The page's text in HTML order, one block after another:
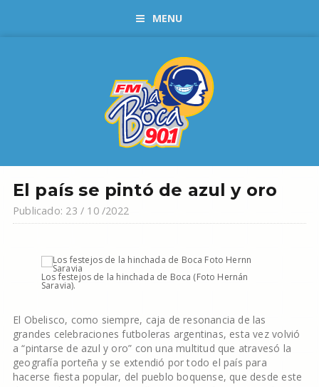
MENU
El país se pintó de azul y oro
Publicado: 23 / 10 /2022
Los festejos de la hinchada de Boca (Foto Hernán
Saravia).
El Obelisco, como siempre, caja de resonancia de las
grandes celebraciones futboleras argentinas, esta vez volvió
a “pintarse de azul y oro” con una multitud que atravesó la
geografía porteña y se extendió por todo el país para
hacerse fiesta popular, del pueblo boquense, que desde este